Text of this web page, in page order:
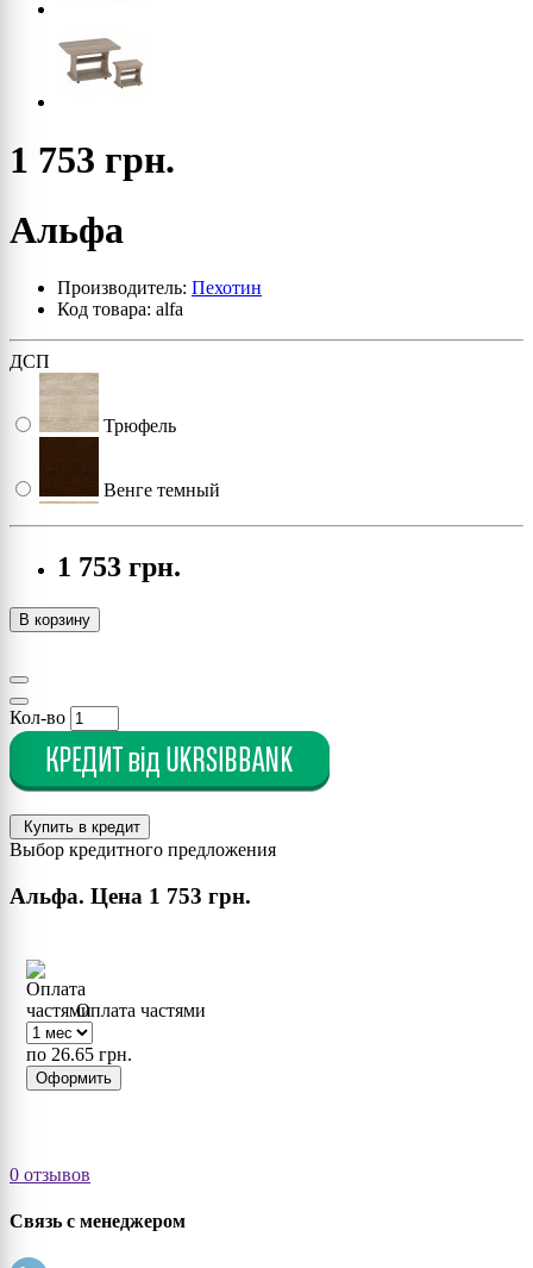
1 753 грн.
Альфа
Производитель: Пехотин
Код товара: alfa
ДСП
Трюфель
Венге темный
Дуб сонома
1 753 грн.
В корзину
Кол-во
Купить в кредит
Выбор кредитного предложения
Альфа. Цена 1 753 грн.
Оплата частями
по 26.65 грн.
Оформить
0 отзывов
Связь с менеджером